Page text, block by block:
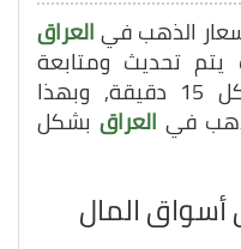
الذهب فيالعراق
يتم تحديث ومتابعة
كل 15 دقيقة, وبهذا
في العراق بشكل
أسواق المال